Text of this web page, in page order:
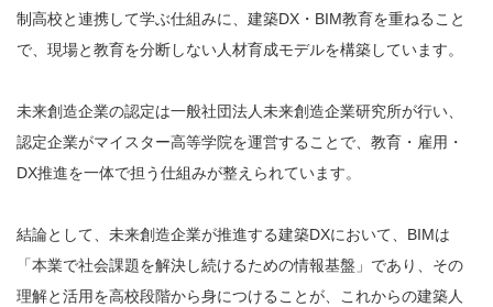
制高校と連携して学ぶ仕組みに、建築DX・BIM教育を重ねること
で、現場と教育を分断しない人材育成モデルを構築しています。
未来創造企業の認定は一般社団法人未来創造企業研究所が行い、
認定企業がマイスター高等学院を運営することで、教育・雇用・
DX推進を一体で担う仕組みが整えられています。
結論として、未来創造企業が推進する建築DXにおいて、BIMは
「本業で社会課題を解決し続けるための情報基盤」であり、その
理解と活用を高校段階から身につけることが、これからの建築人